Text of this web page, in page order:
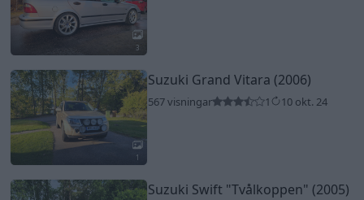
3
1
Suzuki Grand Vitara (2006)
567 visningar 1 10 okt. 24
Suzuki Swift "Tvålkoppen" (2005)